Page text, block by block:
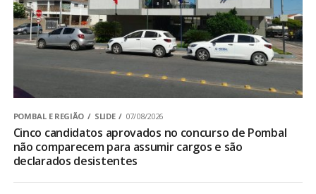
POMBAL E REGIÃO SLIDE 07/08/2026
Cinco candidatos aprovados no concurso de Pombal
não comparecem para assumir cargos e são
declarados desistentes